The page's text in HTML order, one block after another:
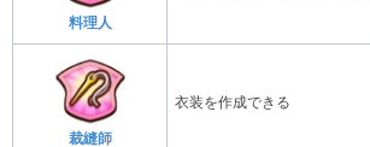
料理人
裁縫師
衣装を作成できる